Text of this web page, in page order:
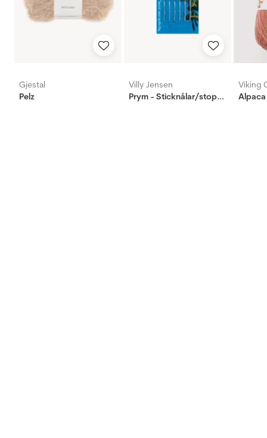
Gjestal
Pelz
Villy Jensen
Prym - Sticknålar/stoppnålar (6st) - 18-22
Viking